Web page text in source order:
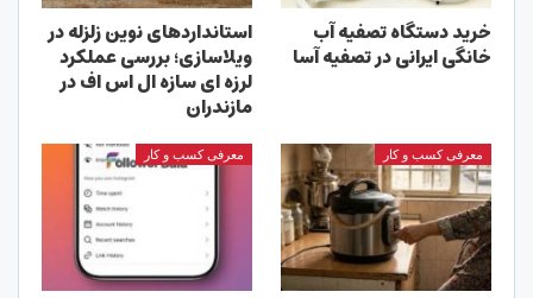
خرید دستگاه تصفیه آب
خانگی ایرانی در تصفیه آسا
استانداردهای نوین زلزله در
ویلاسازی؛ بررسی عملکرد
لرزه ای سازه ال اس اف در
مازندران
معرفی کسب و کار معرفی کسب و کار